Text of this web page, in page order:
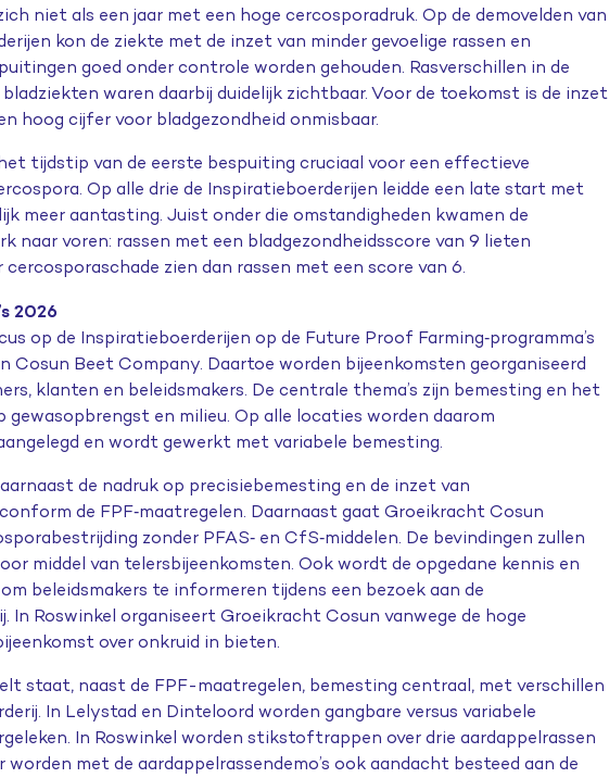
niet als een jaar met een hoge cercosporadruk. Op de demovelden van
kon de ziekte met de inzet van minder gevoelige rassen en
goed onder controle worden gehouden. Rasverschillen in de
waren daarbij duidelijk zichtbaar. Voor de toekomst is de inzet
hoog cijfer voor bladgezondheid onmisbaar.
tijdstip van de eerste bespuiting cruciaal voor een effectieve
Op alle drie de Inspiratieboerderijen leidde een late start met
meer aantasting. Juist onder die omstandigheden kwamen de
naar voren: rassen met een bladgezondheidsscore van 9 lieten
cercosporaschade zien dan rassen met een score van 6.
2026
op de Inspiratieboerderijen op de Future Proof Farming‑programma’s
Cosun Beet Company. Daartoe worden bijeenkomsten georganiseerd
klanten en beleidsmakers. De centrale thema’s zijn bemesting en het
en milieu. Op alle locaties worden daarom
en wordt gewerkt met variabele bemesting.
de nadruk op precisiebemesting en de inzet van
de FPF‑maatregelen. Daarnaast gaat Groeikracht Cosun
zonder PFAS‑ en CfS‑middelen. De bevindingen zullen
middel van telersbijeenkomsten. Ook wordt de opgedane kennis en
beleidsmakers te informeren tijdens een bezoek aan de
In Roswinkel organiseert Groeikracht Cosun vanwege de hoge
over onkruid in bieten.
staat, naast de FPF-maatregelen, bemesting centraal, met verschillen
In Lelystad en Dinteloord worden gangbare versus variabele
In Roswinkelwordenstikstoftrappen over drie aardappelrassen
worden met de aardappelrassendemo’s ook aandacht besteed aan de